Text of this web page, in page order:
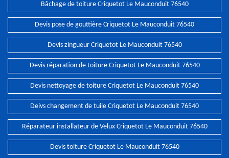
Bâchage de toiture Criquetot Le Mauconduit 76540
Devis pose de gouttière Criquetot Le Mauconduit 76540
Devis zingueur Criquetot Le Mauconduit 76540
Devis réparation de toiture Criquetot Le Mauconduit 76540
Devis nettoyage de toiture Criquetot Le Mauconduit 76540
Deivs changement de tuile Criquetot Le Mauconduit 76540
Réparateur installateur de Velux Criquetot Le Mauconduit 76540
Devis toiture Criquetot Le Mauconduit 76540